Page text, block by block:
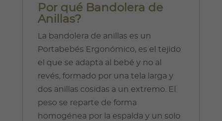
Por qué Bandolera de
Anillas?
La bandolera de anillas es un
Portabebés Ergonómico, es el tejido
el que se adapta al bebé y no al
revés, formado por una tela larga y
dos anillas cosidas a un extremo. El
peso se reparte de forma
homogénea por la espalda y un solo